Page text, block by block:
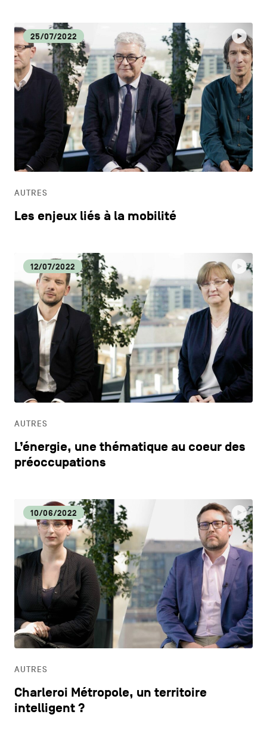
25/07/2022
AUTRES
Les enjeux liés à la mobilité
12/07/2022
AUTRES
L’énergie, une thématique au coeur des
préoccupations
10/06/2022
AUTRES
Charleroi Métropole, un territoire
intelligent ?